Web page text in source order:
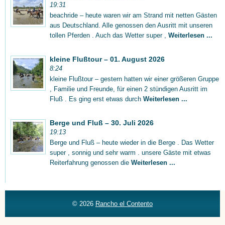
19:31
beachride – heute waren wir am Strand mit netten Gästen
aus Deutschland. Alle genossen den Ausritt mit unseren
tollen Pferden . Auch das Wetter super , Weiterlesen ...
kleine Flußtour – 01. August 2026
8:24
kleine Flußtour – gestern hatten wir einer größeren Gruppe
, Familie und Freunde, für einen 2 stündigen Ausritt im
Fluß . Es ging erst etwas durch Weiterlesen ...
Berge und Fluß – 30. Juli 2026
19:13
Berge und Fluß – heute wieder in die Berge . Das Wetter
super , sonnig und sehr warm . unsere Gäste mit etwas
Reiterfahrung genossen die Weiterlesen ...
© 2026 Rancho el Contento